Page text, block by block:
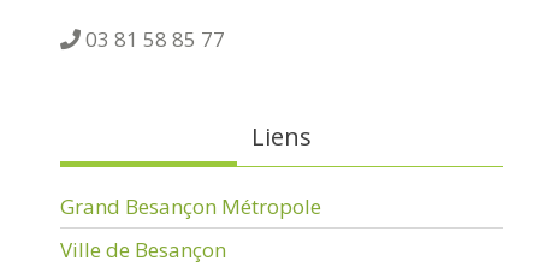
03 81 58 85 77
Liens
Grand Besançon Métropole
Ville de Besançon